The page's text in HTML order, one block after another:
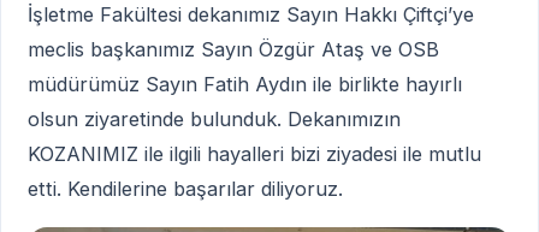
İşletme Fakültesi dekanımız Sayın Hakkı Çiftçi’ye
meclis başkanımız Sayın Özgür Ataş ve OSB
müdürümüz Sayın Fatih Aydın ile birlikte hayırlı
olsun ziyaretinde bulunduk. Dekanımızın
KOZANIMIZ ile ilgili hayalleri bizi ziyadesi ile mutlu
etti. Kendilerine başarılar diliyoruz.